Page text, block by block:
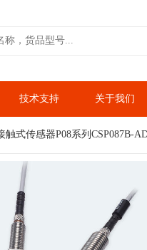
技术支持 关于我们
触式传感器P08系列CSP087B-